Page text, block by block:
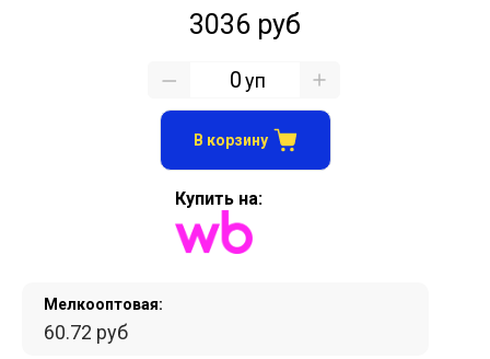
Мелкооптовая:
60.72 руб
3036 руб
уп
В корзину
Купить на: